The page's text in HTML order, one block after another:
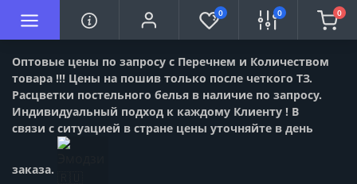
Оптовые цены по запросу с Перечнем и Количеством
товара !!! Цены на пошив только после четкого ТЗ.
Расцветки постельного белья в наличие по запросу.
Индивидуальный подход к каждому Клиенту ! В
связи с ситуацией в стране цены уточняйте в день
заказа.
0 0 0